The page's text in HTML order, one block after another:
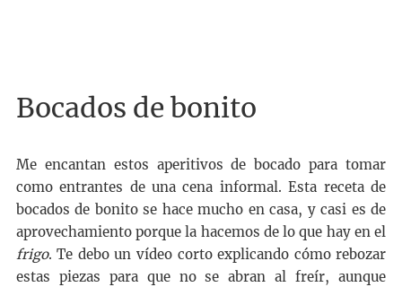
Bocados de bonito
Me encantan estos aperitivos de bocado para tomar
como entrantes de una cena informal. Esta receta de
bocados de bonito se hace mucho en casa, y casi es de
aprovechamiento porque la hacemos de lo que hay en el
frigo. Te debo un vídeo corto explicando cómo rebozar
estas piezas para que no se abran al freír, aunque